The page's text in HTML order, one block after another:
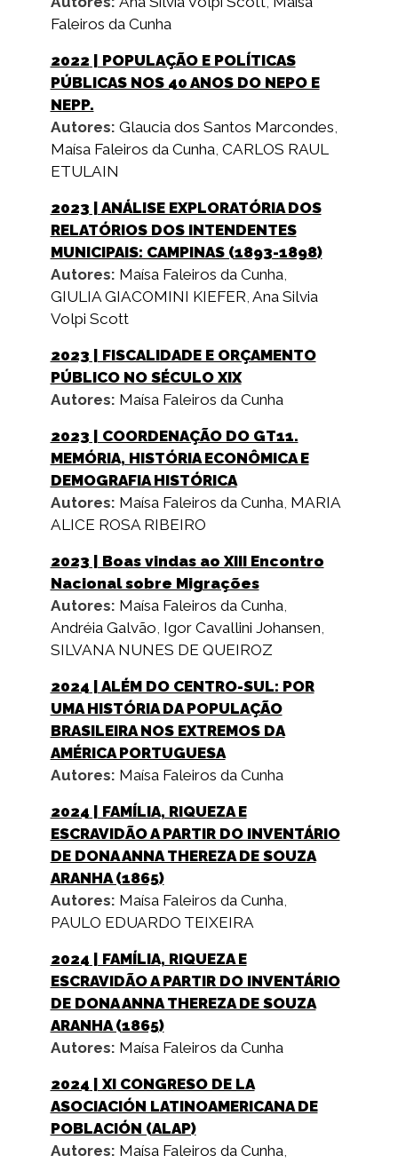
Faleiros da Cunha
2022 | POPULAÇÃO E POLÍTICAS
PÚBLICAS NOS 40 ANOS DO NEPO E
NEPP.
Autores: Glaucia dos Santos Marcondes,
Maísa Faleiros da Cunha, CARLOS RAUL
ETULAIN
2023 | ANÁLISE EXPLORATÓRIA DOS
RELATÓRIOS DOS INTENDENTES
MUNICIPAIS: CAMPINAS (1893-1898)
Autores: Maísa Faleiros da Cunha,
GIULIA GIACOMINI KIEFER, Ana Silvia
Volpi Scott
2023 | FISCALIDADE E ORÇAMENTO
PÚBLICO NO SÉCULO XIX
Autores: Maísa Faleiros da Cunha
2023 | COORDENAÇÃO DO GT11.
MEMÓRIA, HISTÓRIA ECONÔMICA E
DEMOGRAFIA HISTÓRICA
Autores: Maísa Faleiros da Cunha, MARIA
ALICE ROSA RIBEIRO
2023 | Boas vindas ao XIII Encontro
Nacional sobre Migrações
Autores: Maísa Faleiros da Cunha,
Andréia Galvão, Igor Cavallini Johansen,
SILVANA NUNES DE QUEIROZ
2024 | ALÉM DO CENTRO-SUL: POR
UMA HISTÓRIA DA POPULAÇÃO
BRASILEIRA NOS EXTREMOS DA
AMÉRICA PORTUGUESA
Autores: Maísa Faleiros da Cunha
2024 | FAMÍLIA, RIQUEZA E
ESCRAVIDÃO A PARTIR DO INVENTÁRIO
DE DONA ANNA THEREZA DE SOUZA
ARANHA (1865)
Autores: Maísa Faleiros da Cunha,
PAULO EDUARDO TEIXEIRA
2024 | FAMÍLIA, RIQUEZA E
ESCRAVIDÃO A PARTIR DO INVENTÁRIO
DE DONA ANNA THEREZA DE SOUZA
ARANHA (1865)
Autores: Maísa Faleiros da Cunha
2024 | XI CONGRESO DE LA
ASOCIACIÓN LATINOAMERICANA DE
POBLACIÓN (ALAP)
Autores: Maísa Faleiros da Cunha,